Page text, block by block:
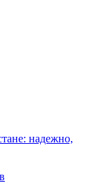
надежно,